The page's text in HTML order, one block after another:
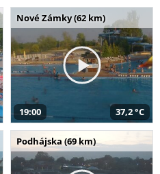
Nové Zámky (62 km)
19:00 37,2 °C
Podhájska (69 km)